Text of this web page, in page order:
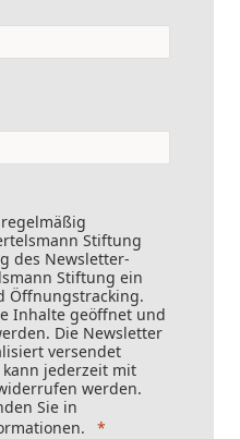
Stiftung
des Newsletter-
Stiftung ein
Öffnungstracking.
Inhalte geöffnet und
Die Newsletter
versendet
jederzeit mit
werden.
Sie in
.